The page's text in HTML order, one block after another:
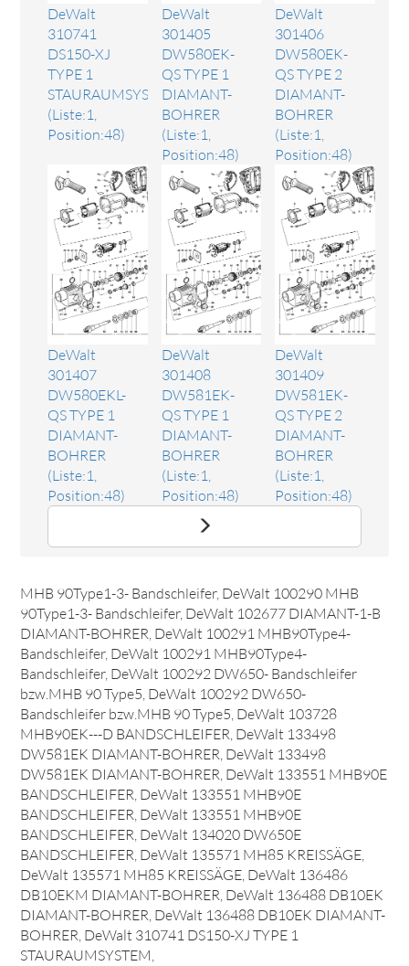
DeWalt
310741
DS150-XJ
TYPE 1
STAURAUMSYSTEM
(Liste:1,
Position:48)
DeWalt
301405
DW580EK-
QS TYPE 1
DIAMANT-
BOHRER
(Liste:1,
Position:48)
DeWalt
301406
DW580EK-
QS TYPE 2
DIAMANT-
BOHRER
(Liste:1,
Position:48)
DeWalt
301407
DW580EKL-
QS TYPE 1
DIAMANT-
BOHRER
(Liste:1,
Position:48)
DeWalt
301408
DW581EK-
QS TYPE 1
DIAMANT-
BOHRER
(Liste:1,
Position:48)
DeWalt
301409
DW581EK-
QS TYPE 2
DIAMANT-
BOHRER
(Liste:1,
Position:48)
Ersatzteil Rillenkugellager 6001 2RS
Das Ersatzteil "Rillenkugellager 6001 2RS" online
MHB 90Type1-3- Bandschleifer, DeWalt 100290 MHB
90Type1-3- Bandschleifer, DeWalt 102677 DIAMANT-1-B
DIAMANT-BOHRER, DeWalt 100291 MHB90Type4-
Bandschleifer, DeWalt 100291 MHB90Type4-
Bandschleifer, DeWalt 100292 DW650- Bandschleifer
bzw.MHB 90 Type5, DeWalt 100292 DW650-
Bandschleifer bzw.MHB 90 Type5, DeWalt 103728
MHB90EK---D BANDSCHLEIFER, DeWalt 133498
DW581EK DIAMANT-BOHRER, DeWalt 133498
DW581EK DIAMANT-BOHRER, DeWalt 133551 MHB90E
BANDSCHLEIFER, DeWalt 133551 MHB90E
BANDSCHLEIFER, DeWalt 133551 MHB90E
BANDSCHLEIFER, DeWalt 134020 DW650E
BANDSCHLEIFER, DeWalt 135571 MH85 KREISSÄGE,
DeWalt 135571 MH85 KREISSÄGE, DeWalt 136486
DB10EKM DIAMANT-BOHRER, DeWalt 136488 DB10EK
DIAMANT-BOHRER, DeWalt 136488 DB10EK DIAMANT-
BOHRER, DeWalt 310741 DS150-XJ TYPE 1
STAURAUMSYSTEM,